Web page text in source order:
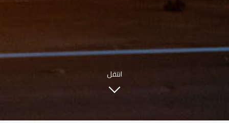
انتقل
ENGLISH
|اللغة العربية